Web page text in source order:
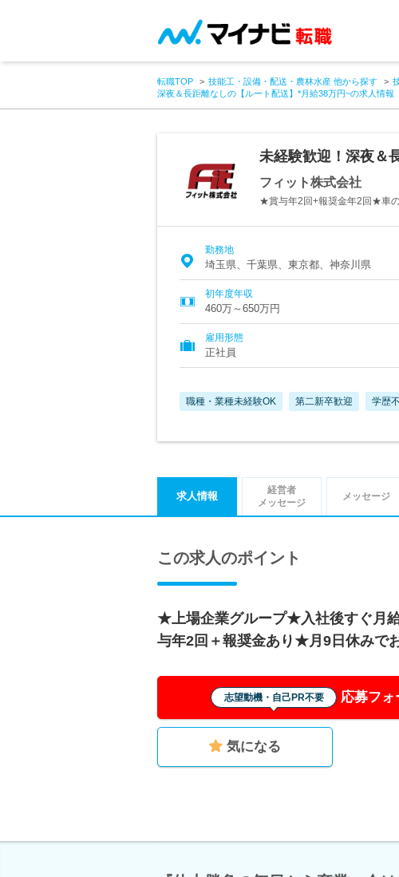
転職TOP 技能工・設備・配送・農林水産 他から探す
深夜＆長距離なしの【ルート配送】*月給38万円~の求人情報
未経験歓迎！深夜＆
フィット株式会社
★賞与年2回+報奨金年2回★車
勤務地
埼玉県、千葉県、東京都、神奈川県
初年度年収
460万～650万円
雇用形態
正社員
職種・業種未経験OK 第二新卒歓迎 学歴
求人情報
経営者
メッセージ
メッセージ
この求人のポイント
★上場企業グループ★入社後すぐ月
与年2回＋報奨金あり★月9日休みで
志望動機・自己PR不要 応募フ
気になる